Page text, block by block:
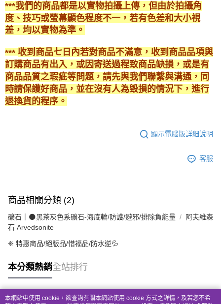
***我們的商品都是以實物拍攝上傳，但由於拍攝角
度、技巧或螢幕顯色程度不一，若有色差和大小視
差，均以實物為準。
*** 收到商品七日內若對商品不滿意，收到商品品項與
訂購商品有出入，或因寄送過程致商品缺損，或是有
商品品質之瑕疵等問題，請先與我們聯繫與溝通，同
時請保護好商品，並在沒有人為毀損的情況下，進行
退換貨的程序。
顯示電腦版詳細說明
客服
商品相關分類 (2)
礦石｜🌑黑茶灰色系礦石-海底輪/防護/避邪/排除負能量
阿夫維森
石 Arvedsonite
❈ 特惠商品/絕版品/惜福品/防水逆💦
本分類熱銷全站排行
本網站中使用 cookie，欲查詢有關本網站使用 cookie 方式之詳情，及若您不希